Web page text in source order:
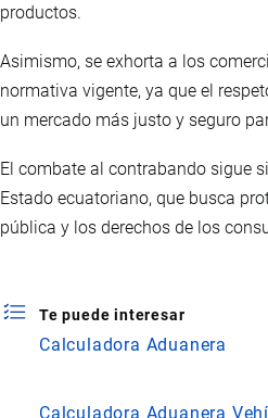
productos.
Asimismo, se exhorta a los
normativa vigente, ya que el
un mercado más justo y seguro
El combate al contrabando sigue
Estado ecuatoriano, que busca
pública y los derechos de los
Te puede interesar
Calculadora Aduanera
Calculadora Aduanera